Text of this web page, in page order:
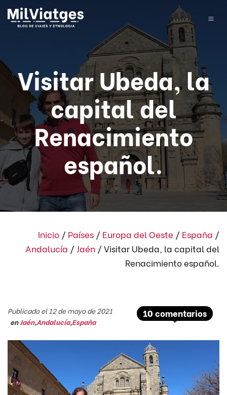
Visitar Ubeda, la
capital del
Renacimiento
español.
Inicio / Países / Europa del Oeste / España /
Andalucía / Jaén / Visitar Ubeda, la capital del
Renacimiento español.
10 comentarios
Publicado el 12 de mayo de 2021
enJaén,Andalucía,España